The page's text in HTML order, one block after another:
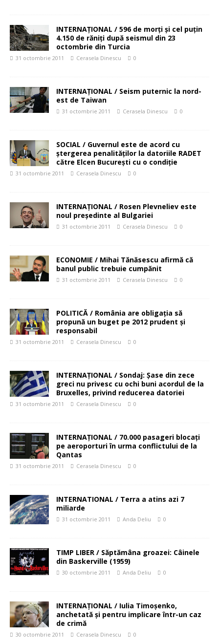
INTERNAŢIONAL / 596 de morţi şi cel puţin
4.150 de răniţi după seismul din 23
octombrie din Turcia
31 octombrie 2011 Cerasela Dinescu 0
INTERNAŢIONAL / Seism puternic la nord-
est de Taiwan
31 octombrie 2011 Cerasela Dinescu 0
SOCIAL / Guvernul este de acord cu
ştergerea penalităţilor la datoriile RADET
către Elcen Bucureşti cu o condiţie
31 octombrie 2011 Cerasela Dinescu 0
INTERNAŢIONAL / Rosen Plevneliev este
noul preşedinte al Bulgariei
31 octombrie 2011 Cerasela Dinescu 0
ECONOMIE / Mihai Tănăsescu afirmă că
banul public trebuie cumpănit
31 octombrie 2011 Cerasela Dinescu 0
POLITICĂ / România are obligaţia să
propună un buget pe 2012 prudent şi
responsabil
31 octombrie 2011 Cerasela Dinescu 0
INTERNAŢIONAL / Sondaj: Şase din zece
greci nu privesc cu ochi buni acordul de la
Bruxelles, privind reducerea datoriei
31 octombrie 2011 Cerasela Dinescu 0
INTERNAŢIONAL / 70.000 pasageri blocaţi
pe aeroporturi în urma conflictului de la
Qantas
31 octombrie 2011 Cerasela Dinescu 0
INTERNATIONAL / Terra a atins azi 7
miliarde
31 octombrie 2011 Anda Deliu 0
TIMP LIBER / Săptămâna groazei: Câinele
din Baskerville (1959)
30 octombrie 2011 Anda Deliu 0
INTERNAŢIONAL / Iulia Timoşenko,
anchetată şi pentru implicare într-un caz
de crimă
30 octombrie 2011 Cerasela Dinescu 0